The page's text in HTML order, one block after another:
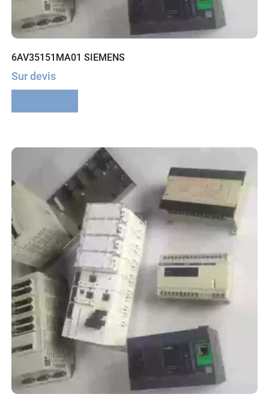
6AV35151MA01 SIEMENS
Sur devis